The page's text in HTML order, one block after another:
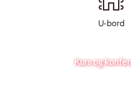
U-bord
Kurs og